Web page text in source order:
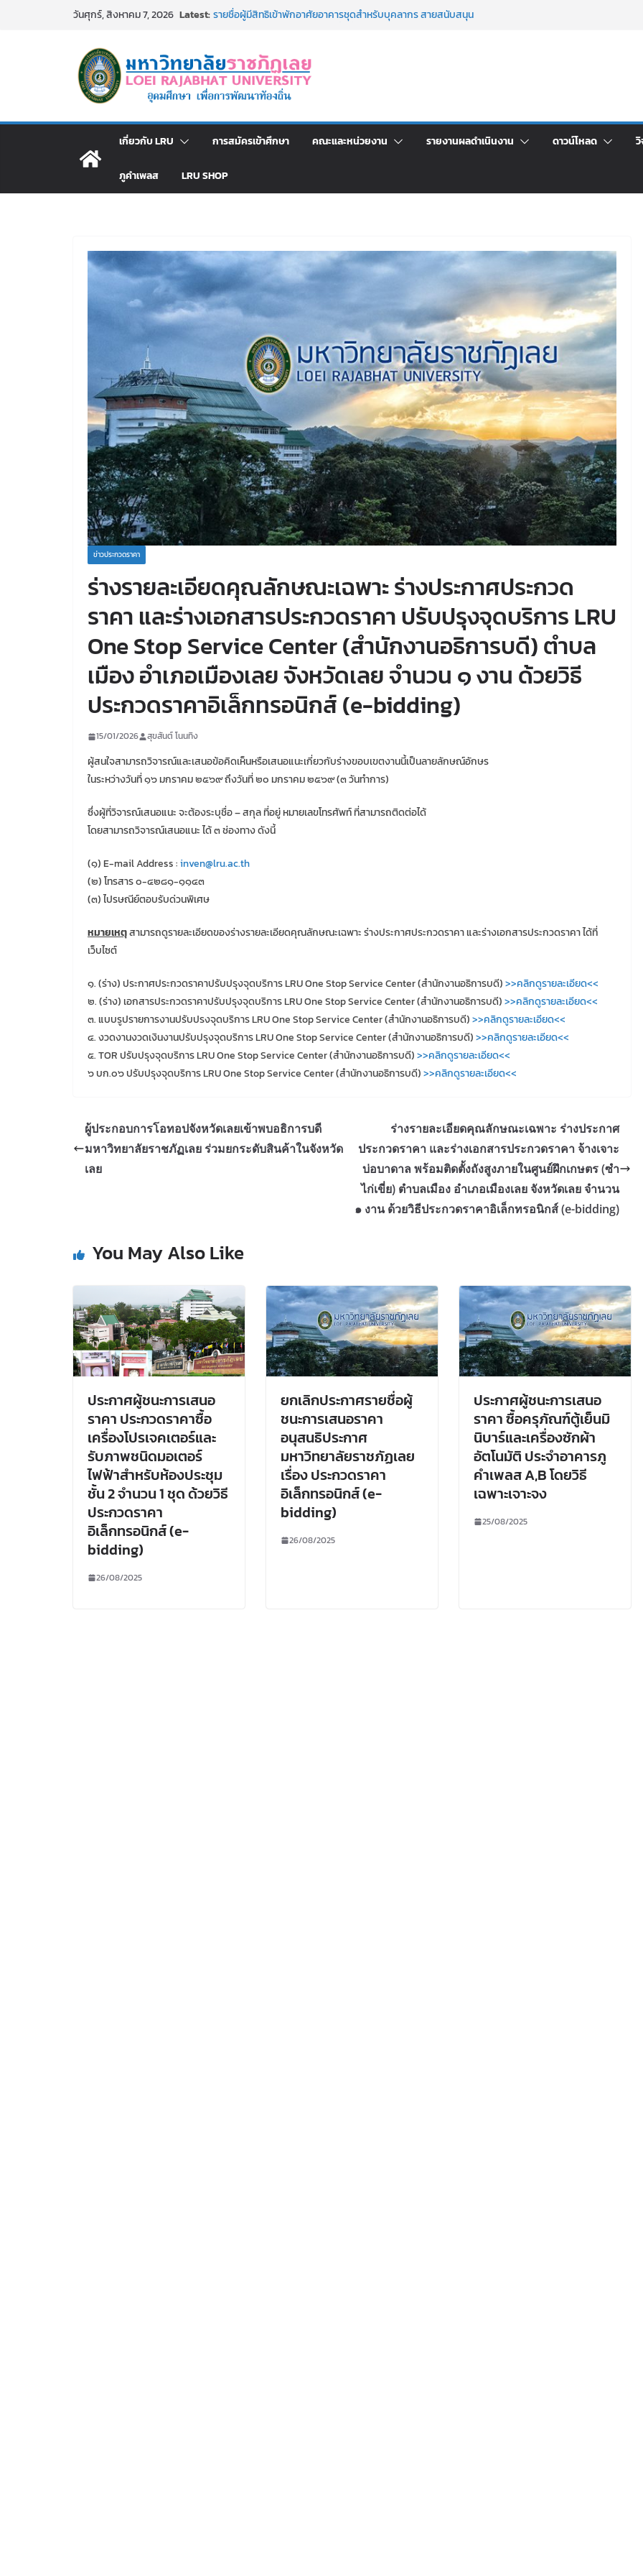
วันศุกร์, สิงหาคม 7, 2026 Latest:รายชื่อผู้ผ่านการสอบแข่งขันเพื่อเป็นลูกจ้างชั่วคราว (รายวัน) สังกัด
สังกัดมหาวิทยาลัยราชภัฏเลย ครั้งที่ 2/2569
ม.ราชภัฏเลย ประชุมคณาจารย์ประจำ ครั้งที่ 1/2569
ประกาศผู้ชนะการเสนอราคา จ้างทำปกปริญญาบัตร จำนวน ๑,๙๗๒ ชุด
โดยวิธีเฉพาะเจาะจง
สาธารณกุศล 69
เกี่ยวกับ LRU การสมัครเข้าศึกษา คณะและหน่วยงาน รายงานผลดำเนินงาน ดาวน์โหลด
ภูคำเพลส LRU SHOP
ข่าวประกวดราคา
ร่างรายละเอียดคุณลักษณะเฉพาะ ร่างประกาศประกวด
ราคา และร่างเอกสารประกวดราคา ปรับปรุงจุดบริการ LRU
One Stop Service Center (สำนักงานอธิการบดี) ตำบล
เมือง อำเภอเมืองเลย จังหวัดเลย จำนวน ๑ งาน ด้วยวิธี
ประกวดราคาอิเล็กทรอนิกส์ (e-bidding)
15/01/2026 สุขสันต์ โนนทิง
ผู้สนใจสามารถวิจารณ์และเสนอข้อคิดเห็นหรือเสนอแนะเกี่ยวกับร่างขอบเขตงานนี้เป็นลายลักษณ์อักษร
ในระหว่างวันที่ ๑๖ มกราคม ๒๕๖๙ ถึงวันที่ ๒๐ มกราคม ๒๕๖๙ (๓ วันทำการ)
ซึ่งผู้ที่วิจารณ์เสนอแนะ จะต้องระบุชื่อ – สกุล ที่อยู่ หมายเลขโทรศัพท์ ที่สามารถติดต่อได้
โดยสามารถวิจารณ์เสนอแนะ ได้ ๓ ช่องทาง ดังนี้
(๑) E-mail Address :inven@lru.ac.th
(๒) โทรสาร ๐-๔๒๘๑-๑๑๔๓
(๓) ไปรษณีย์ตอบรับด่วนพิเศษ
หมายเหตุสามารถดูรายละเอียดของร่างรายละเอียดคุณลักษณะเฉพาะ ร่างประกาศประกวดราคา และร่างเอกสารประกวดราคา ได้ที่
เว็บไซต์
๑. (ร่าง) ประกาศประกวดราคาปรับปรุงจุดบริการ LRU One Stop Service Center (สำนักงานอธิการบดี)>>คลิกดูรายละเอียด<<
๒. (ร่าง) เอกสารประกวดราคาปรับปรุงจุดบริการ LRU One Stop Service Center (สำนักงานอธิการบดี)>>คลิกดูรายละเอียด<<
๓. แบบรูปรายการงานปรับปรงจุดบริการ LRU One Stop Service Center (สำนักงานอธิการบดี)>>คลิกดูรายละเอียด<<
๔. งวดงานงวดเงินงานปรับปรุงจุดบริการ LRU One Stop Service Center (สำนักงานอธิการบดี)>>คลิกดูรายละเอียด<<
๕. TOR ปรับปรุงจุดบริการ LRU One Stop Service Center (สำนักงานอธิการบดี)>>คลิกดูรายละเอียด<<
๖ บก.๐๖ ปรับปรุงจุดบริการ LRU One Stop Service Center (สำนักงานอธิการบดี)>>คลิกดูรายละเอียด<<
ผู้ประกอบการโอทอปจังหวัดเลยเข้าพบอธิการบดี
มหาวิทยาลัยราชภัฏเลย ร่วมยกระดับสินค้าในจังหวัด
เลย
ร่างรายละเอียดคุณลักษณะเฉพาะ ร่างประกาศ
ประกวดราคา และร่างเอกสารประกวดราคา จ้างเจาะ
บ่อบาดาล พร้อมติดตั้งถังสูงภายในศูนย์ฝึกเกษตร (ซำ
ไก่เขี่ย) ตำบลเมือง อำเภอเมืองเลย จังหวัดเลย จำนวน
๑ งาน ด้วยวิธีประกวดราคาอิเล็กทรอนิกส์ (e-bidding)
You May Also Like
ประกาศผู้ชนะการเสนอ
ราคา ประกวดราคาซื้อ
เครื่องโปรเจคเตอร์และ
รับภาพชนิดมอเตอร์
ไฟฟ้าสำหรับห้องประชุม
ชั้น 2 จำนวน 1 ชุด ด้วยวิธี
ประกวดราคา
อิเล็กทรอนิกส์ (e-
bidding)
26/08/2025
ยกเลิกประกาศรายชื่อผู้
ชนะการเสนอราคา
อนุสนธิประกาศ
มหาวิทยาลัยราชภัฏเลย
เรื่อง ประกวดราคา
อิเล็กทรอนิกส์ (e-
bidding)
26/08/2025
ประกาศผู้ชนะการเสนอ
ราคา ซื้อครุภัณฑ์ตู้เย็นมิ
นิบาร์และเครื่องซักผ้า
อัตโนมัติ ประจำอาคารภู
คำเพลส A,B โดยวิธี
เฉพาะเจาะจง
25/08/2025